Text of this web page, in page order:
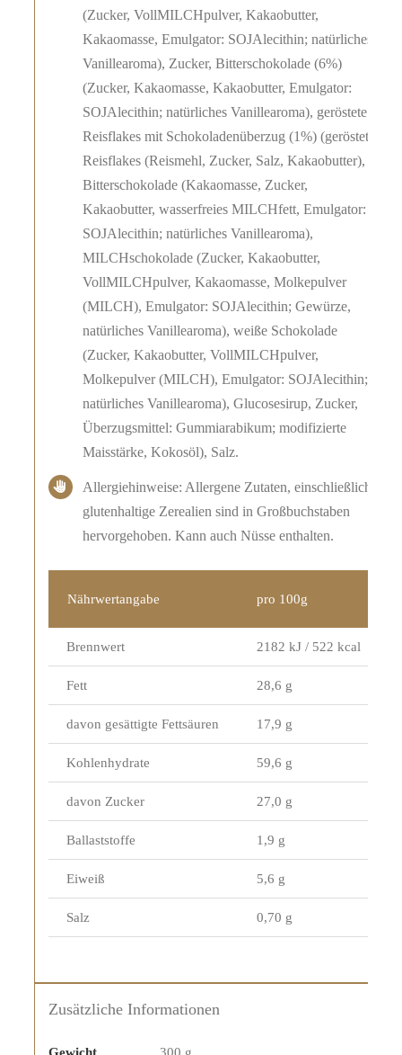
(Zucker, VollMILCHpulver, Kakaobutter,
Kakaomasse, Emulgator: SOJAlecithin; natürliches
Vanillearoma), Zucker, Bitterschokolade (6%)
(Zucker, Kakaomasse, Kakaobutter, Emulgator:
SOJAlecithin; natürliches Vanillearoma), geröstete
Reisflakes mit Schokoladenüberzug (1%) (geröstete
Reisflakes (Reismehl, Zucker, Salz, Kakaobutter),
Bitterschokolade (Kakaomasse, Zucker,
Kakaobutter, wasserfreies MILCHfett, Emulgator:
SOJAlecithin; natürliches Vanillearoma),
MILCHschokolade (Zucker, Kakaobutter,
VollMILCHpulver, Kakaomasse, Molkepulver
(MILCH), Emulgator: SOJAlecithin; Gewürze,
natürliches Vanillearoma), weiße Schokolade
(Zucker, Kakaobutter, VollMILCHpulver,
Molkepulver (MILCH), Emulgator: SOJAlecithin;
natürliches Vanillearoma), Glucosesirup, Zucker,
Überzugsmittel: Gummiarabikum; modifizierte
Maisstärke, Kokosöl), Salz.
Allergiehinweise: Allergene Zutaten, einschließlich
glutenhaltige Zerealien sind in Großbuchstaben
hervorgehoben. Kann auch Nüsse enthalten.
Nährwertangabe pro 100g
Brennwert 2182 kJ / 522 kcal
Fett 28,6 g
davon gesättigte Fettsäuren 17,9 g
Kohlenhydrate 59,6 g
davon Zucker 27,0 g
Ballaststoffe 1,9 g
Eiweiß 5,6 g
Salz 0,70 g
Zusätzliche Informationen